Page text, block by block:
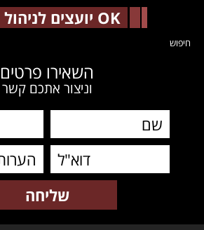
OK יועצים לניהול
חיפוש
השאירו פרטים
וניצור אתכם קשר